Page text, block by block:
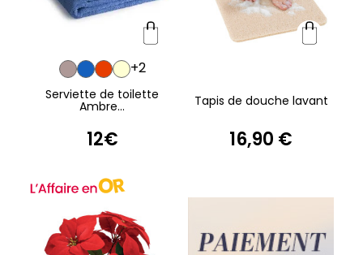
Serviette de toilette
Ambre...
12€
+2
Tapis de douche lavant
16,90 €